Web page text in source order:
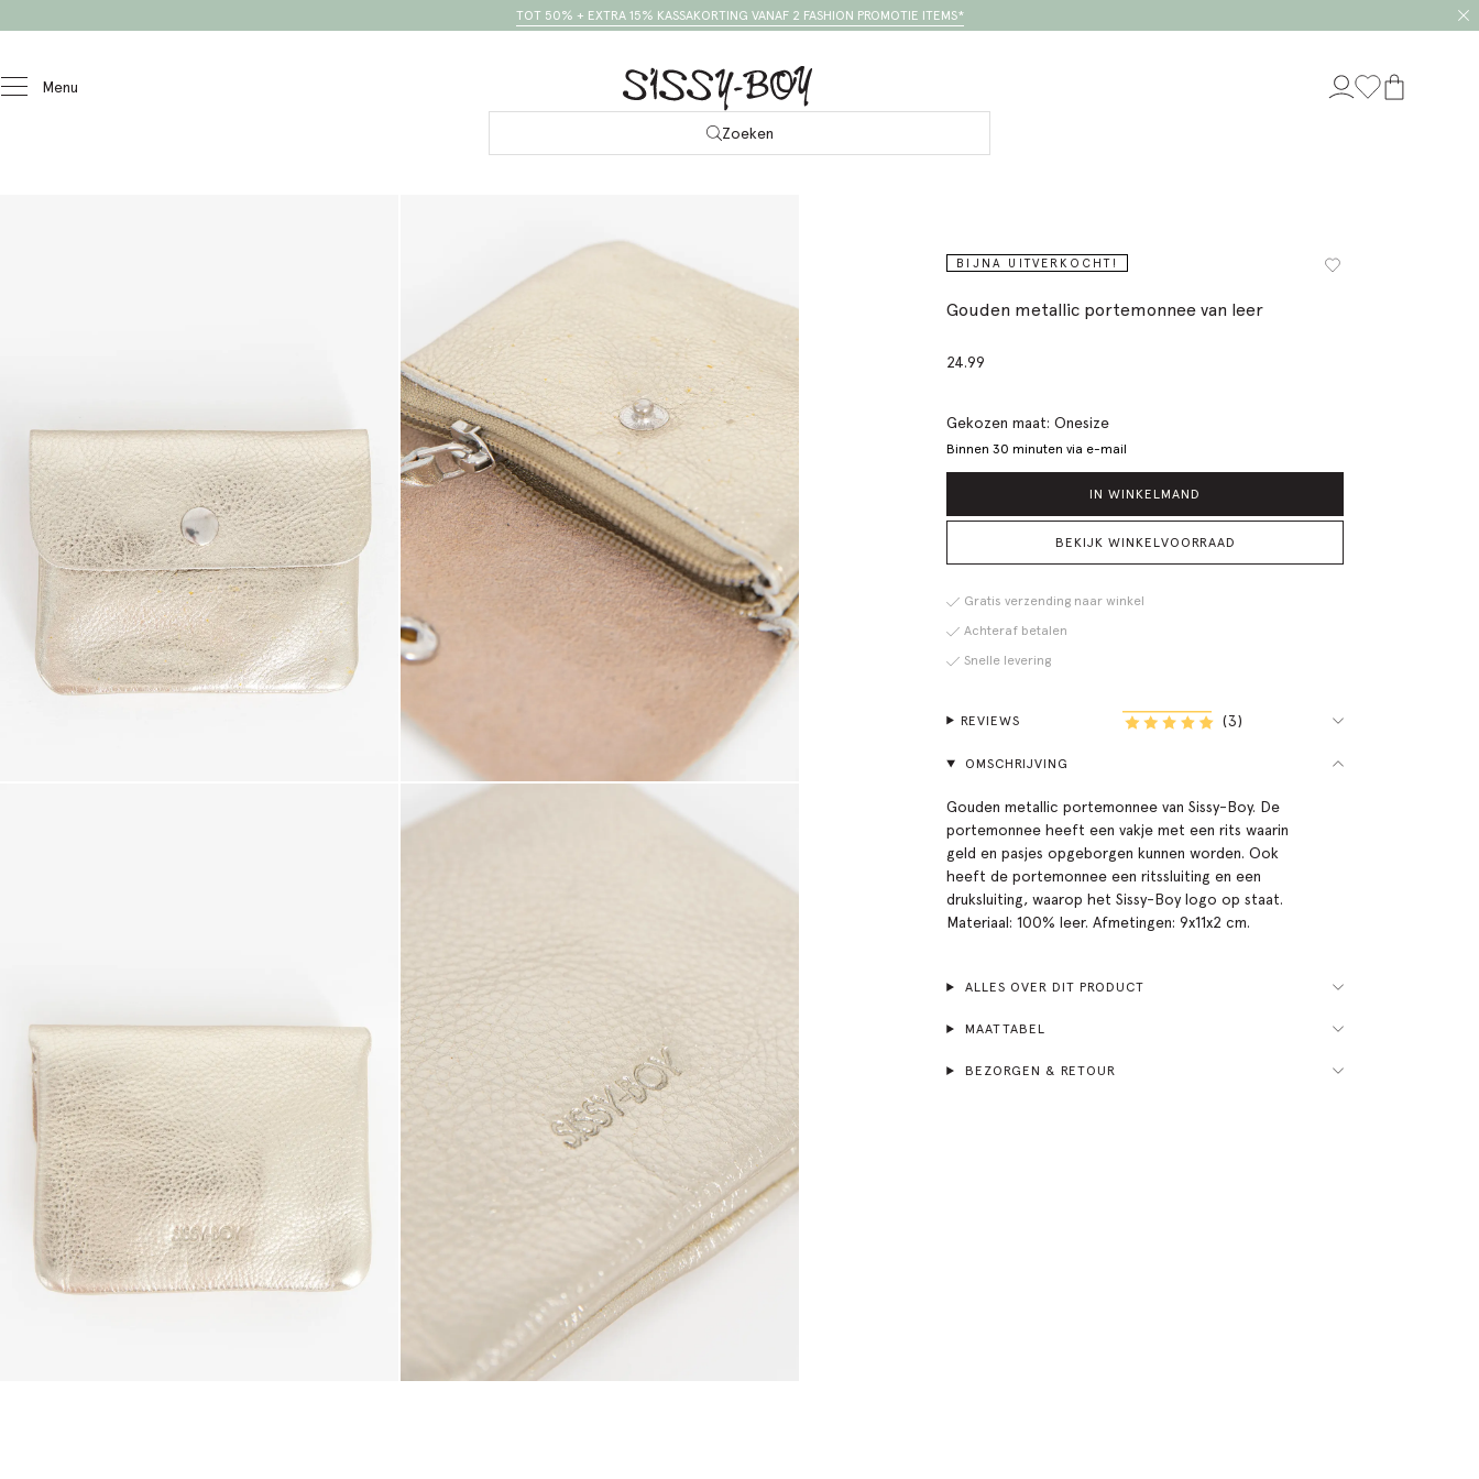
TOT 50% + EXTRA 15% KASSAKORTING VANAF 2 FASHION PROMOTIE ITEMS*
Menu
Zoeken
BIJNA UITVERKOCHT!
Gouden metallic portemonnee van leer
24.99
Gekozen maat: Onesize
Binnen 30 minuten via e-mail
IN WINKELMAND
BEKIJK WINKELVOORRAAD
Gratis verzending naar winkel
Achteraf betalen
Snelle levering
REVIEWS (3)
OMSCHRIJVING
Gouden metallic portemonnee van Sissy-Boy. De
portemonnee heeft een vakje met een rits waarin
geld en pasjes opgeborgen kunnen worden. Ook
heeft de portemonnee een ritssluiting en een
druksluiting, waarop het Sissy-Boy logo op staat.
Materiaal: 100% leer. Afmetingen: 9x11x2 cm.
ALLES OVER DIT PRODUCT
MAATTABEL
BEZORGEN & RETOUR